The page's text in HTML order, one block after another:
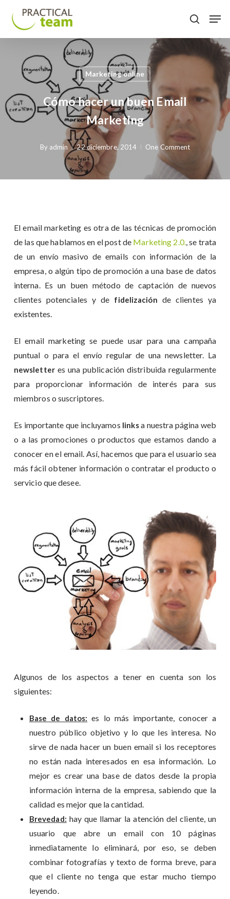
search
Marketing online
Cómo hacer un buen Email
Marketing
By admin 22 diciembre, 2014 One Comment
El email marketing es otra de las técnicas de promoción
de las que hablamos en el post de Marketing 2.0., se trata
de un envío masivo de emails con información de la
empresa, o algún tipo de promoción a una base de datos
interna. Es un buen método de captación de nuevos
clientes potenciales y de fidelización de clientes ya
existentes.
El email marketing se puede usar para una campaña
puntual o para el envío regular de una newsletter. La
newsletteres una publicación distribuida regularmente
para proporcionar información de interés para sus
miembros o suscriptores.
Es importante que incluyamos linksa nuestra página web
o a las promociones o productos que estamos dando a
conocer en el email. Así, hacemos que para el usuario sea
más fácil obtener información o contratar el producto o
servicio que desee.
Algunos de los aspectos a tener en cuenta son los
siguientes:
Base de datos: es lo más importante, conocer a
nuestro público objetivo y lo que les interesa. No
sirve de nada hacer un buen email si los receptores
no están nada interesados en esa información. Lo
mejor es crear una base de datos desde la propia
información interna de la empresa, sabiendo que la
calidad es mejor que la cantidad.
Brevedad: hay que llamar la atención del cliente, un
usuario que abre un email con 10 páginas
inmediatamente lo eliminará, por eso, se deben
combinar fotografías y texto de forma breve, para
que el cliente no tenga que estar mucho tiempo
leyendo.